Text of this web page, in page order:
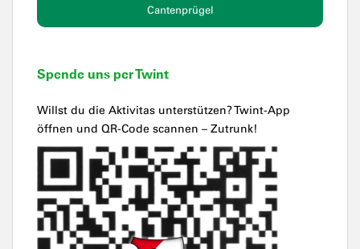
Cantenprügel
Spende uns per Twint
Willst du die Aktivitas unterstützen? Twint-App
öffnen und QR-Code scannen – Zutrunk!